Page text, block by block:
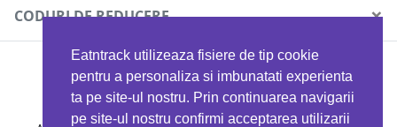
Eatntrack utilizeaza fisiere de tip cookie
pentru a personaliza si imbunatati experienta
ta pe site-ul nostru. Prin continuarea navigarii
pe site-ul nostru confirmi acceptarea utilizarii
Politica de confidențialitate
CODURI DE REDUCERE ×
MYPROTEIN